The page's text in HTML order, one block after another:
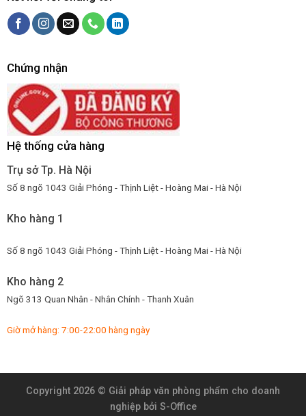
Chứng nhận
Hệ thống cửa hàng
Trụ sở Tp. Hà Nội
Số 8 ngõ 1043 Giải Phóng - Thịnh Liệt - Hoàng Mai - Hà Nội
Kho hàng 1
Số 8 ngõ 1043 Giải Phóng - Thịnh Liệt - Hoàng Mai - Hà Nội
Kho hàng 2
Ngõ 313 Quan Nhân - Nhân Chính - Thanh Xuân
Giờ mở hàng: 7:00-22:00 hàng ngày
Copyright 2026 © Giải pháp văn phòng phẩm cho doanh
nghiệpbởi S-Office